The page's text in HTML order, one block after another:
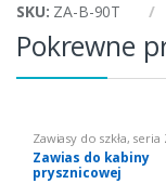
SKU: ZA-B-90T
Pokrewne
Zawiasy do szkła, seria
Zawias do kabiny
prysznicowej